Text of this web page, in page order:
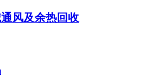
风及余热回收